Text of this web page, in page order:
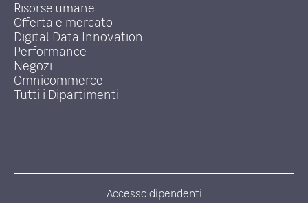
Risorse umane
Offerta e mercato
Digital Data Innovation
Performance
Negozi
Omnicommerce
Tutti i Dipartimenti
Accesso dipendenti